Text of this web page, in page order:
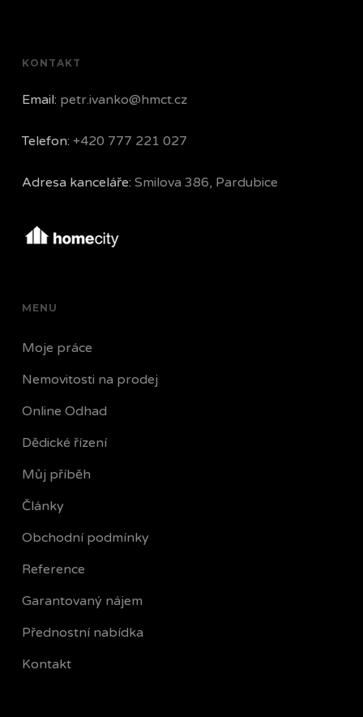
KONTAKT
Email: petr.ivanko@hmct.cz
Telefon: +420 777 221 027
Adresa kanceláře: Smilova 386, Pardubice
MENU
Moje práce
Nemovitosti na prodej
Online Odhad
Dědické řízení
Můj příběh
Články
Obchodní podmínky
Reference
Garantovaný nájem
Přednostní nabídka
Kontakt